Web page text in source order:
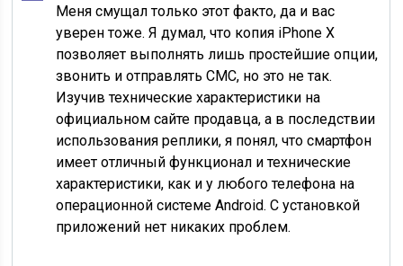
Меня смущал только этот факто, да и вас
уверен тоже. Я думал, что копия iPhone X
позволяет выполнять лишь простейшие опции,
звонить и отправлять СМС, но это не так.
Изучив технические характеристики на
официальном сайте продавца, а в последствии
использования реплики, я понял, что смартфон
имеет отличный функционал и технические
характеристики, как и у любого телефона на
операционной системе Android. С установкой
приложений нет никаких проблем.